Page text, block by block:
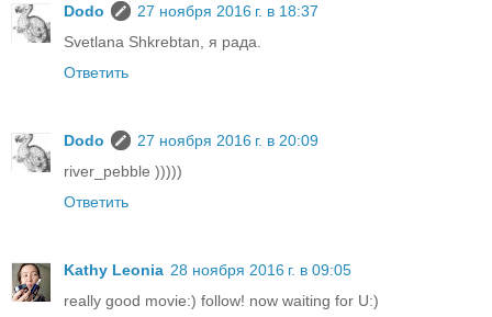
Dodo
27 ноября 2016 г. в 18:37
Svetlana Shkrebtan, я рада.
Ответить
Dodo
27 ноября 2016 г. в 20:09
river_pebble )))))
Ответить
Kathy Leonia 28 ноября 2016 г. в 09:05
really good movie:) follow! now waiting for U:)